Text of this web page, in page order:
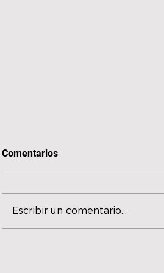
Comentarios
Escribir un comentario...